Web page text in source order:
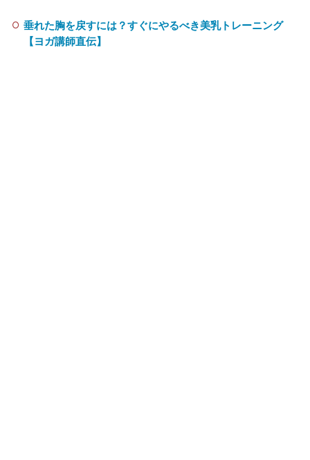
垂れた胸を戻すには？すぐにやるべき美乳トレーニング
【ヨガ講師直伝】